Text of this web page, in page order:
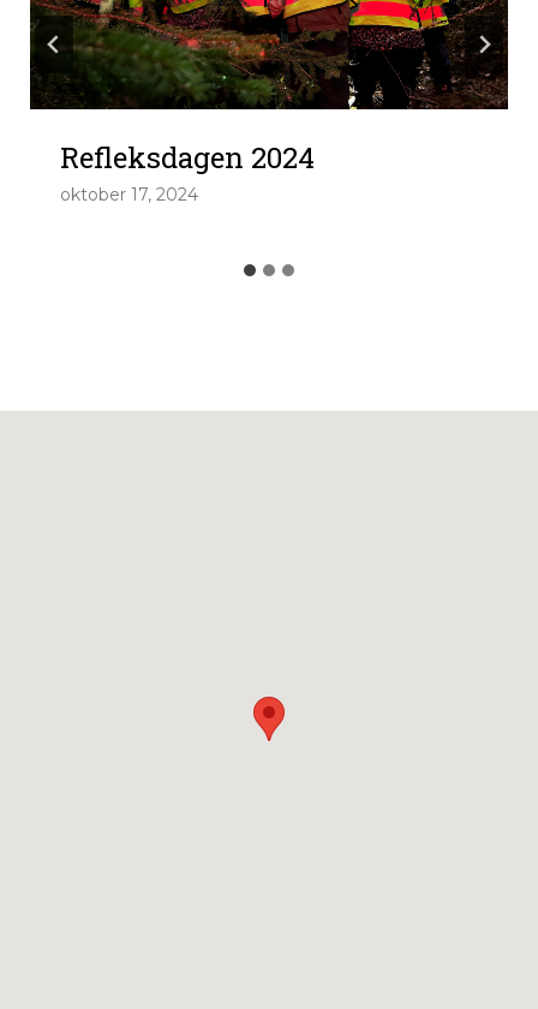
Refleksdagen 2024
oktober 17, 2024